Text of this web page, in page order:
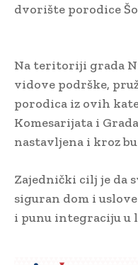
dvorište porodice
Na teritoriji grada
vidove podrške,
porodica iz ovih
Komesarijata i
nastavljena i kroz
Zajednički cilj je da
siguran dom i
i punu integraciju u